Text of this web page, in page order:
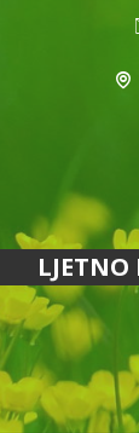
LJETNO